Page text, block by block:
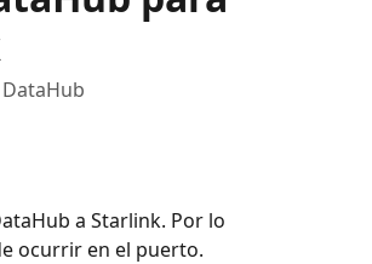
a Starlink. Por lo
ocurrir en el puerto.